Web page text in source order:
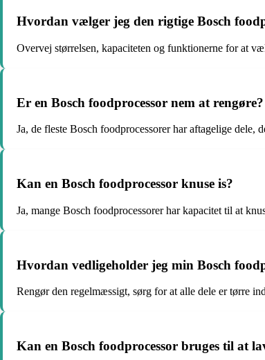
Hvordan vælger jeg den rigtige Bosch
Overvej størrelsen, kapaciteten og funktionerne for at
Er en Bosch foodprocessor nem at rengøre?
Ja, de fleste Bosch foodprocessorer har aftagelige
Kan en Bosch foodprocessor knuse is?
Ja, mange Bosch foodprocessorer har kapacitet til at
Hvordan vedligeholder jeg min Bosch
Rengør den regelmæssigt, sørg for at alle dele er tørre
Kan en Bosch foodprocessor bruges til at